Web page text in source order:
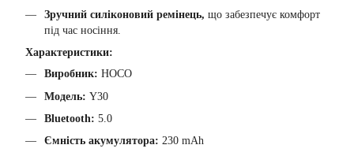
Зручний силіконовий ремінець, що забезпечує комфорт
під час носіння.
Характеристики:
Виробник: HOCO
Модель: Y30
Bluetooth: 5.0
Ємність акумулятора: 230 mAh